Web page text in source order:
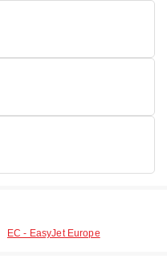
EC - EasyJet Europe